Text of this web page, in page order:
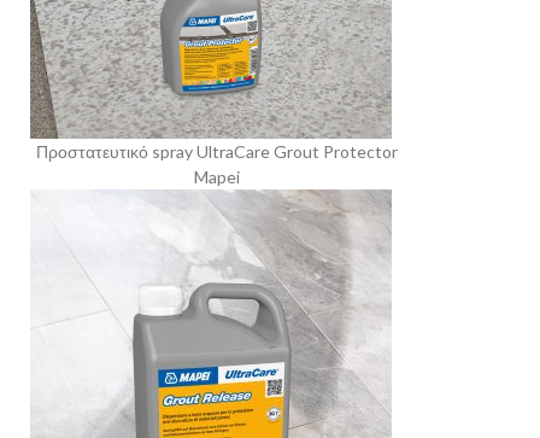
Προστατευτικό spray UltraCare Grout Protector
Mapei